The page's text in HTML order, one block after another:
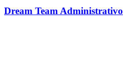
Dream Team Administrativo